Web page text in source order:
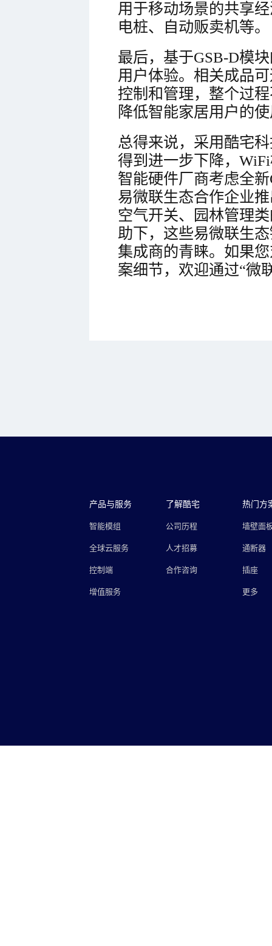
用于移动场景的共享
电桩、自动贩卖机等。
最后，基于GSB-D模
用户体验。相关成品
控制和管理，整个过
降低智能家居用户的
总得来说，采用酷宅
得到进一步下降，
智能硬件厂商考虑全
易微联生态合作企业
空气开关、园林管理
助下，这些易微联生
集成商的青睐。如果
案细节，欢迎通过“微
产品与服务
智能模组
全球云服务
控制端
增值服务
了解酷宅
公司历程
人才招募
合作咨询
热门方
墙壁面
通断器
插座
更多